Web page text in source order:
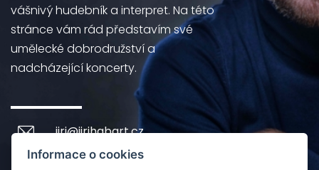
vášnivý hudebník a interpret. Na této
stránce vám rád představím své
umělecké dobrodružství a
nadcházející koncerty.
jiri@jirihabart.cz
Informace o cookies